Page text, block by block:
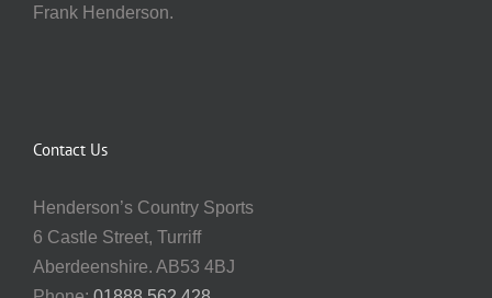
Frank Henderson.
Contact Us
Henderson’s Country Sports
6 Castle Street, Turriff
Aberdeenshire. AB53 4BJ